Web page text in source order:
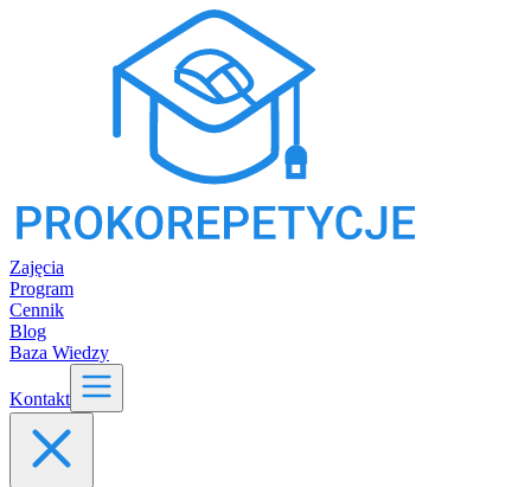
Zajęcia
Program
Cennik
Blog
Baza Wiedzy
Kontakt